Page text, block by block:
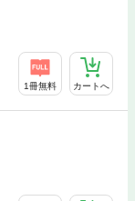
1冊無料 カートへ